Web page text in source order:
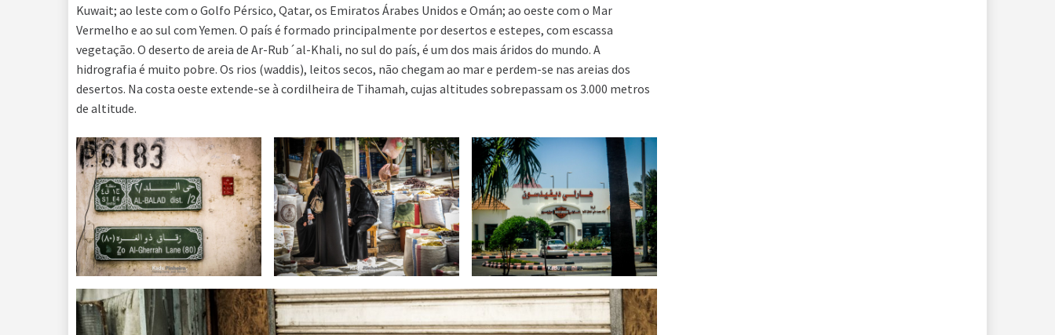
Kuwait; ao leste com o Golfo Pérsico, Qatar, os Emiratos Árabes Unidos e Omán; ao oeste com o Mar
Vermelho e ao sul com Yemen. O país é formado principalmente por desertos e estepes, com escassa
vegetação. O deserto de areia de Ar-Rub´al-Khali, no sul do país, é um dos mais áridos do mundo. A
hidrografia é muito pobre. Os rios (waddis), leitos secos, não chegam ao mar e perdem-se nas areias dos
desertos. Na costa oeste extende-se à cordilheira de Tihamah, cujas altitudes sobrepassam os 3.000 metros
de altitude.